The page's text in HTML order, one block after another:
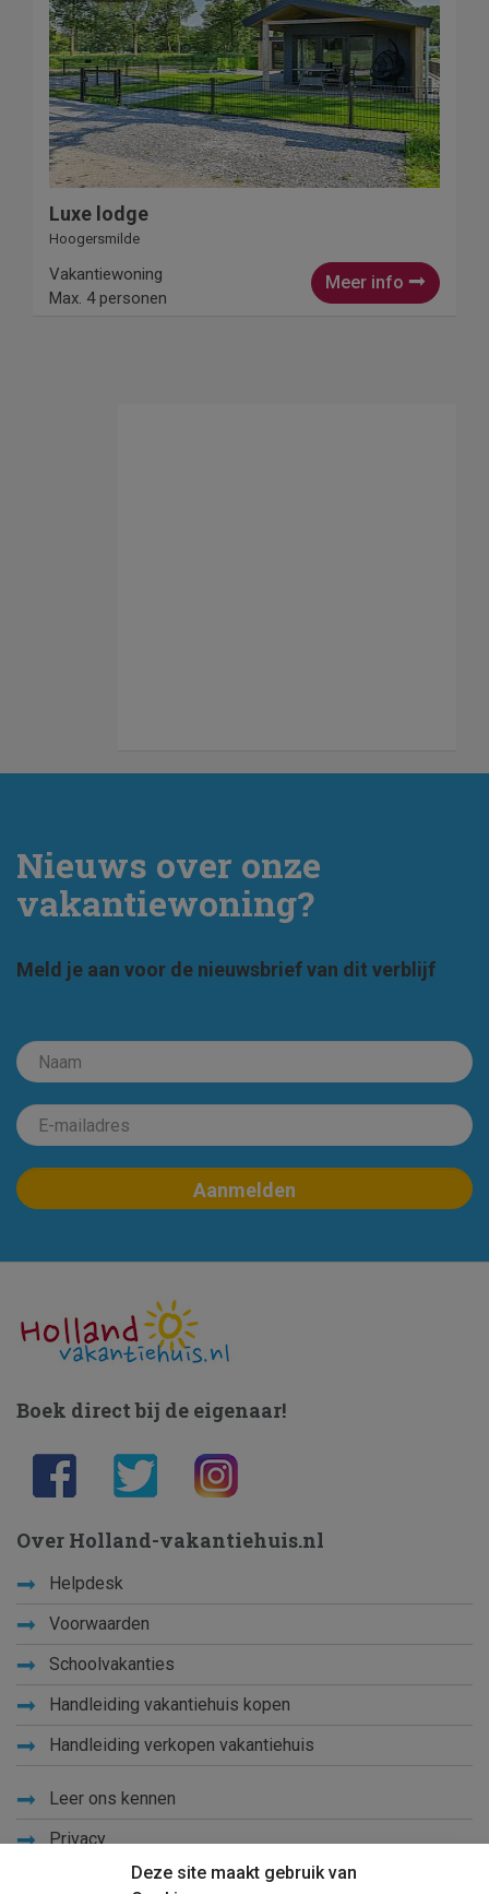
Luxe lodge
Hoogersmilde
Meer info
Vakantiewoning
Max. 4 personen
Nieuws over onze
vakantiewoning?
Meld je aan voor de nieuwsbrief van dit verblijf
Deze site maakt gebruik van
Boek direct bij de eigenaar!
Over Holland-vakantiehuis.nl
Helpdesk
Voorwaarden
Schoolvakanties
Handleiding vakantiehuis kopen
Handleiding verkopen vakantiehuis
Leer ons kennen
Privacy